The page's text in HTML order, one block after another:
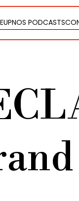
NOS PODCASTS